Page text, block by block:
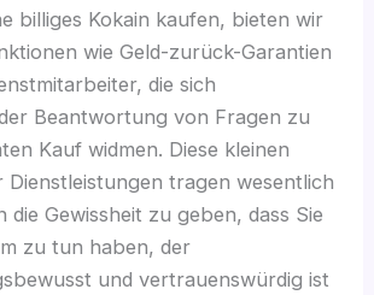
billiges Kokain kaufen, bieten wir
wie Geld-zurück-Garantien
die sich
Beantwortung von Fragen zu
Kauf widmen. Diese kleinen
Dienstleistungen tragen wesentlich
die Gewissheit zu geben, dass Sie
zu tun haben, der
und vertrauenswürdig ist